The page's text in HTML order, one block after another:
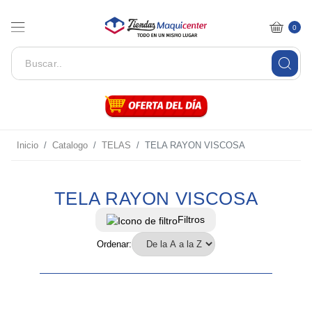
0
Inicio Catalogo TELAS TELA RAYON VISCOSA
TELA RAYON VISCOSA
Filtros
Ordenar: